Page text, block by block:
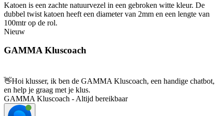
Katoen is een zachte natuurvezel in een gebroken witte kleur. De
dubbel twist katoen heeft een diameter van 2mm en een lengte van
100mtr op de rol.
Nieuw
GAMMA Kluscoach
👋Hoi klusser, ik ben de GAMMA Kluscoach, een handige chatbot,
en help je graag met je klus.
GAMMA Kluscoach - Altijd bereikbaar